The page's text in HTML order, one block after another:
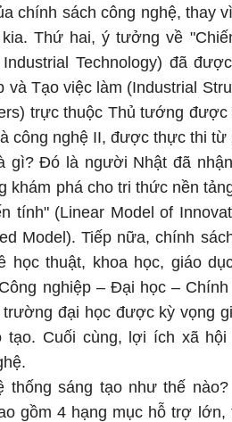
chính sách công nghệ, thay
Thứ hai, ý tưởng về
Technology) đã
Tạo việc làm (Industrial
trực thuộc Thủ tướng được
công nghệ II, được thực thi từ
gì? Đó là người Nhật đã
phá cho tri thức nền
tính" (Linear Model of
Model). Tiếp nữa, chính
học thuật, khoa học, giáo
nghiệp – Đại học –
trường đại học được kỳ vọng
tạo. Cuối cùng, lợi ích xã hội
sáng tạo như thế
gồm 4 hạng mục hỗ trợ lớn,